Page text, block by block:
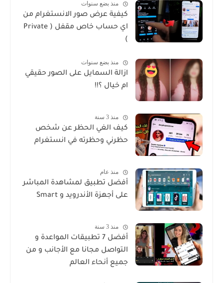
منذ بضع سنوات
كيفية عرض صور الانستغرام من
اي حساب خاص مقفل ( Private
)
منذ بضع سنوات
ازالة السمايل على الصور حقيقي
ام خيال ؟!!
منذ 3 سنة
كيف الغي الحظر عن شخص
حظرني وحظرته في انستغرام
منذ عام
أفضل تطبيق لمشاهدة المباشر
على أجهزة الأندرويد و Smart
منذ 3 سنة
أفضل 7 تطبيقات المواعدة و
التواصل مجانا مع الأجانب و من
جميع أنحاء العالم